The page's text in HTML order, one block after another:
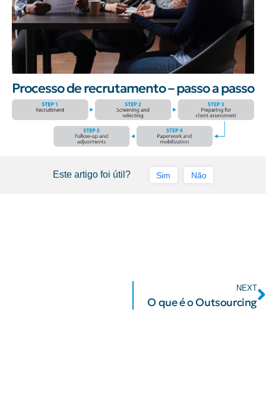
Processo de recrutamento – passo a passo
Este artigo foi útil? Sim Não
NEXT
O que é o Outsourcing